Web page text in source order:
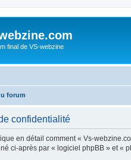
final de VS-webzine
forum
confidentialité
en détail comment « Vs-
ci-après par « logiciel phpBB » et «